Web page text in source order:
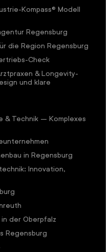
Kompass® Modell
Regensburg
die Region Regensburg
Check
& Longevity-
und klare
& Technik – Komplexes
in Regensburg
Innovation,
der Oberpfalz
Regensburg